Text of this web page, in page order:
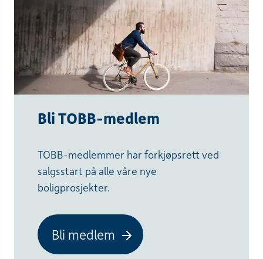
Bli TOBB-medlem
TOBB-medlemmer har forkjøpsrett ved
salgsstart på alle våre nye
boligprosjekter.
Bli medlem